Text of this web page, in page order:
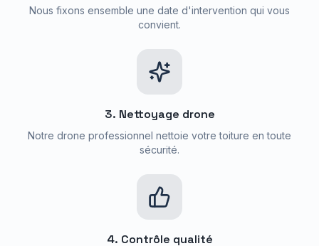
Nous fixons ensemble une date d'intervention qui vous
convient.
3. Nettoyage drone
Notre drone professionnel nettoie votre toiture en toute
sécurité.
4. Contrôle qualité